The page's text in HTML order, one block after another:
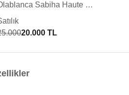
Olablanca Sabiha Haute Couture
20.000 TL